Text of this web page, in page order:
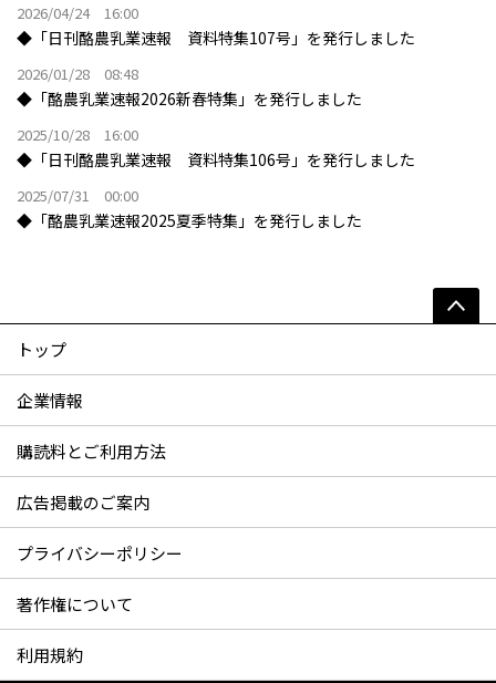
2026/04/24 16:00
◆「日刊酪農乳業速報 資料特集107号」を発行しました
2026/01/28 08:48
◆「酪農乳業速報2026新春特集」を発行しました
2025/10/28 16:00
◆「日刊酪農乳業速報 資料特集106号」を発行しました
2025/07/31 00:00
◆「酪農乳業速報2025夏季特集」を発行しました
トップ
企業情報
購読料とご利用方法
広告掲載のご案内
プライバシーポリシー
著作権について
利用規約